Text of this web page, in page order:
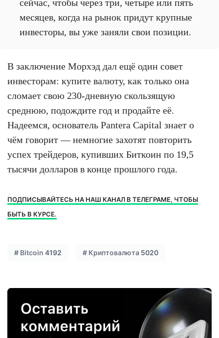
сейчас, чтобы через три, четыре или пять
месяцев, когда на рынок придут крупные
инвесторы, вы уже заняли свои позиции.
В заключение Морхэд дал ещё один совет
инвесторам: купите валюту, как только она
сломает свою 230-дневную скользящую
среднюю, подождите год и продайте её.
Надеемся, основатель Pantera Capital знает о
чём говорит — немногие захотят повторить
успех трейдеров, купивших Биткоин по 19,5
тысячи долларов в конце прошлого года.
ПОДПИСЫВАЙТЕСЬ НА НАШ КАНАЛ В ТЕЛЕГРАМЕ, ЧТОБЫ
БЫТЬ В КУРСЕ.
# Bitcoin 4192 # Криптовалюта 5020